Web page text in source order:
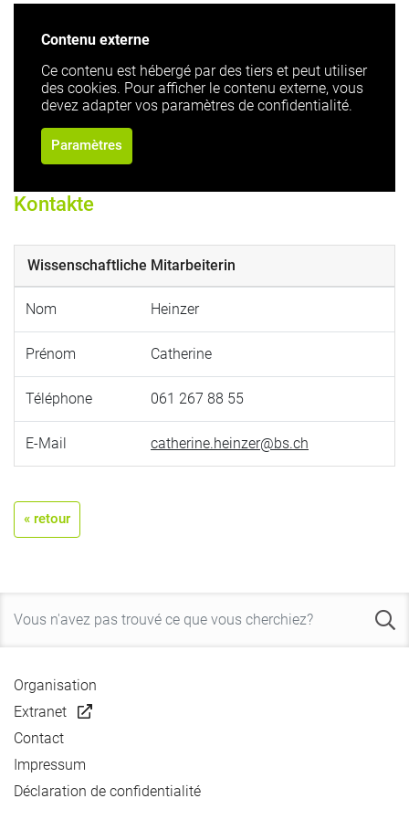
Contenu externe
Ce contenu est hébergé par des tiers et peut utiliser
des cookies. Pour afficher le contenu externe, vous
devez adapter vos paramètres de confidentialité.
Paramètres
Kontakte
Wissenschaftliche Mitarbeiterin
Nom Heinzer
Prénom Catherine
Téléphone 061 267 88 55
E-Mail catherine.heinzer@bs.ch
« retour
Organisation
Extranet
Contact
Impressum
Déclaration de confidentialité